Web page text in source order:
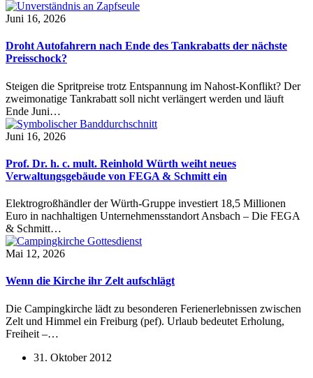
Juni 16, 2026
Droht Autofahrern nach Ende des Tankrabatts der nächste
Preisschock?
Steigen die Spritpreise trotz Entspannung im Nahost-Konflikt? Der
zweimonatige Tankrabatt soll nicht verlängert werden und läuft
Ende Juni…
Juni 16, 2026
Prof. Dr. h. c. mult. Reinhold Würth weiht neues
Verwaltungsgebäude von FEGA & Schmitt ein
Elektrogroßhändler der Würth-Gruppe investiert 18,5 Millionen
Euro in nachhaltigen Unternehmensstandort Ansbach – Die FEGA
& Schmitt…
Mai 12, 2026
Wenn die Kirche ihr Zelt aufschlägt
Die Campingkirche lädt zu besonderen Ferienerlebnissen zwischen
Zelt und Himmel ein Freiburg (pef). Urlaub bedeutet Erholung,
Freiheit –…
31. Oktober 2012